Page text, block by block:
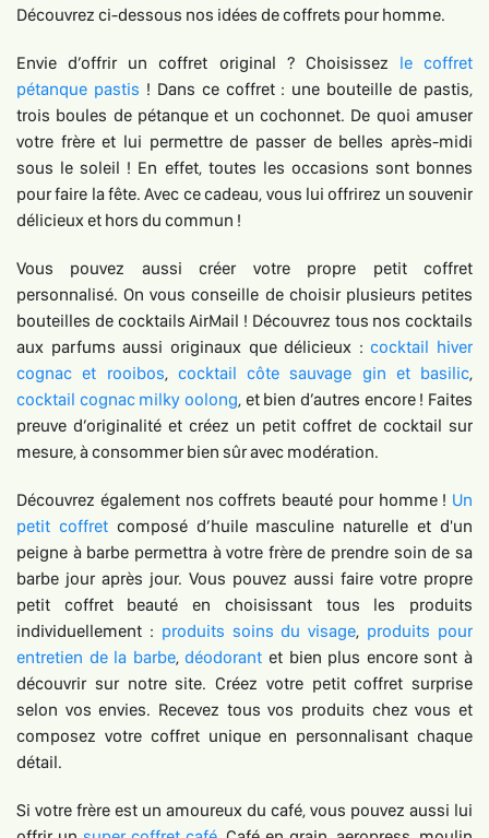
Découvrez ci-dessous nos idées de coffrets pour homme.
Envie d’offrir un coffret original ? Choisissez le coffret
pétanque pastis ! Dans ce coffret : une bouteille de pastis,
trois boules de pétanque et un cochonnet. De quoi amuser
votre frère et lui permettre de passer de belles après-midi
sous le soleil ! En effet, toutes les occasions sont bonnes
pour faire la fête. Avec ce cadeau, vous lui offrirez un souvenir
délicieux et hors du commun !
Vous pouvez aussi créer votre propre petit coffret
personnalisé. On vous conseille de choisir plusieurs petites
bouteilles de cocktails AirMail ! Découvrez tous nos cocktails
aux parfums aussi originaux que délicieux :cocktail hiver
cognac et rooibos, cocktail côte sauvage gin et basilic,
cocktail cognac milky oolong, et bien d’autres encore ! Faites
preuve d’originalité et créez un petit coffret de cocktail sur
mesure, à consommer bien sûr avec modération.
Découvrez également nos coffrets beauté pour homme ! Un
petit coffretcomposé d’huile masculine naturelle et d'un
peigne à barbe permettra à votre frère de prendre soin de sa
barbe jour après jour. Vous pouvez aussi faire votre propre
petit coffret beauté en choisissant tous les produits
individuellement : produits soins du visage, produits pour
entretien de la barbe,déodorant et bien plus encore sont à
découvrir sur notre site. Créez votre petit coffret surprise
selon vos envies. Recevez tous vos produits chez vous et
composez votre coffret unique en personnalisant chaque
détail.
Si votre frère est un amoureux du café, vous pouvez aussi lui